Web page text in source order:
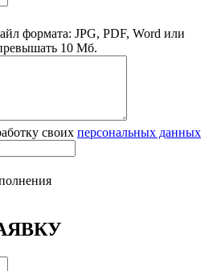
формата: JPG, PDF, Word или
10 Мб.
своих персональных данных